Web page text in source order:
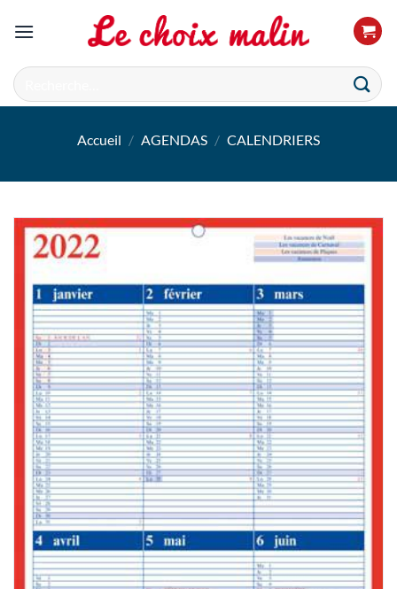
Recherche
pour :
Accueil / AGENDAS / CALENDRIERS